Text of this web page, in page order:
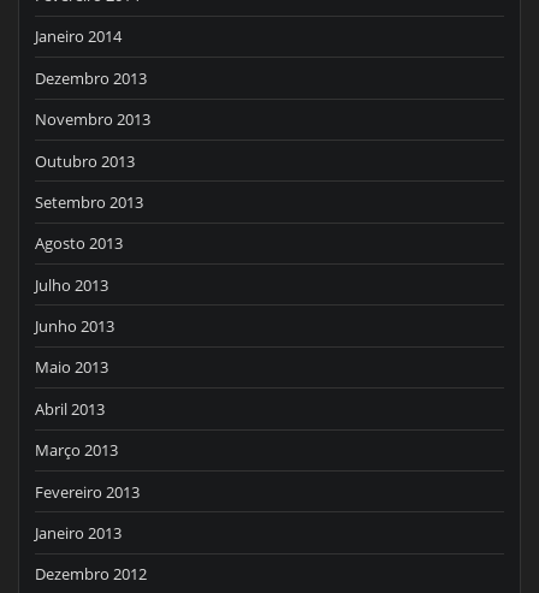
Janeiro 2014
Dezembro 2013
Novembro 2013
Outubro 2013
Setembro 2013
Agosto 2013
Julho 2013
Junho 2013
Maio 2013
Abril 2013
Março 2013
Fevereiro 2013
Janeiro 2013
Dezembro 2012